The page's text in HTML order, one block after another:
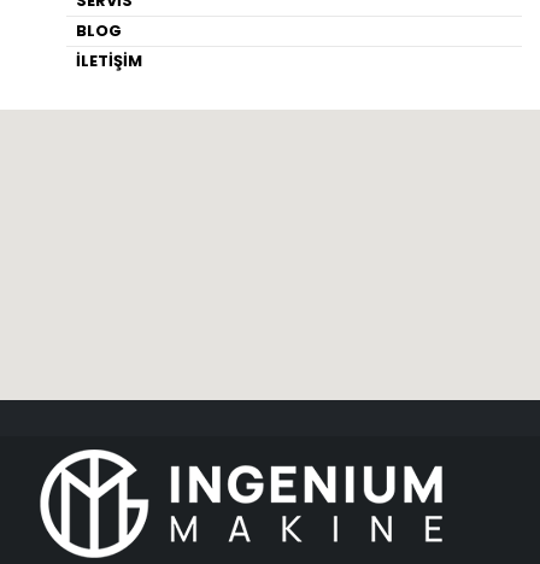
BLOG
İLETİŞİM